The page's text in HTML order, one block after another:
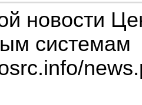
новости
системам